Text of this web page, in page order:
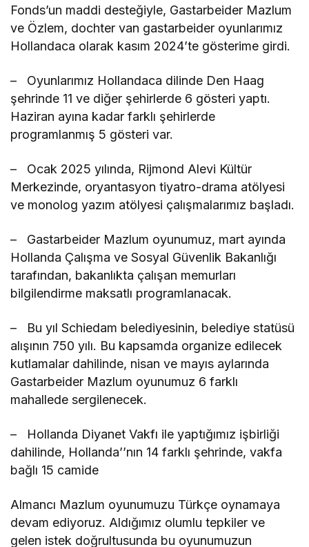
Fonds’un maddi desteğiyle, Gastarbeider Mazlum
ve Özlem, dochter van gastarbeider oyunlarımız
Hollandaca olarak kasım 2024’te gösterime girdi.
– Oyunlarımız Hollandaca dilinde Den Haag
şehrinde 11 ve diğer şehirlerde 6 gösteri yaptı.
Haziran ayına kadar farklı şehirlerde
programlanmış 5 gösteri var.
– Ocak 2025 yılında, Rijmond Alevi Kültür
Merkezinde, oryantasyon tiyatro-drama atölyesi
ve monolog yazım atölyesi çalışmalarımız başladı.
– Gastarbeider Mazlum oyunumuz, mart ayında
Hollanda Çalışma ve Sosyal Güvenlik Bakanlığı
tarafından, bakanlıkta çalışan memurları
bilgilendirme maksatlı programlanacak.
– Bu yıl Schiedam belediyesinin, belediye statüsü
alışının 750 yılı. Bu kapsamda organize edilecek
kutlamalar dahilinde, nisan ve mayıs aylarında
Gastarbeider Mazlum oyunumuz 6 farklı
mahallede sergilenecek.
– Hollanda Diyanet Vakfı ile yaptığımız işbirliği
dahilinde, Hollanda’’nın 14 farklı şehrinde, vakfa
bağlı 15 camide
Almancı Mazlum oyunumuzu Türkçe oynamaya
devam ediyoruz. Aldığımız olumlu tepkiler ve
gelen istek doğrultusunda bu oyunumuzun